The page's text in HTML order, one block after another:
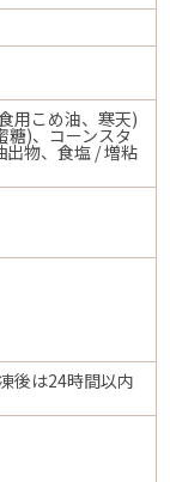
用こめ油、寒天)
糖)、コーンスタ
出物、食塩 / 増粘
後は24時間以内